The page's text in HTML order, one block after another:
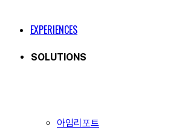
EXPERIENCES
SOLUTIONS
아임리포트